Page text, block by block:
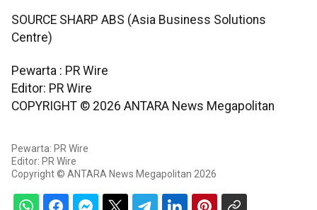
SOURCE SHARP ABS (Asia Business Solutions
Centre)
Pewarta : PR Wire
Editor: PR Wire
COPYRIGHT © 2026 ANTARA News Megapolitan
Pewarta: PR Wire
Editor: PR Wire
Copyright © ANTARA News Megapolitan 2026